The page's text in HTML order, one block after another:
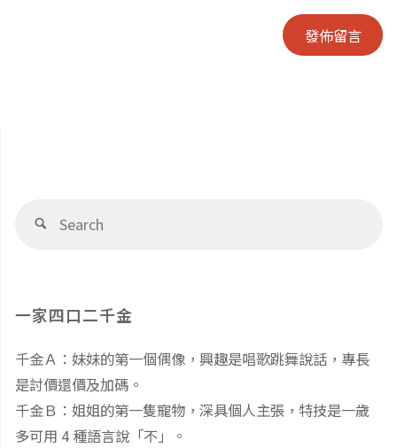
Search
一家四口二千金
千金Ａ：妹妹的第一個偶像，興趣是唱歌跳舞說話，專長
是討價還價及加碼。
千金Ｂ：姐姐的第一隻寵物，深具個人主張，特技是一歲
多可用 4 種語言說「不」。